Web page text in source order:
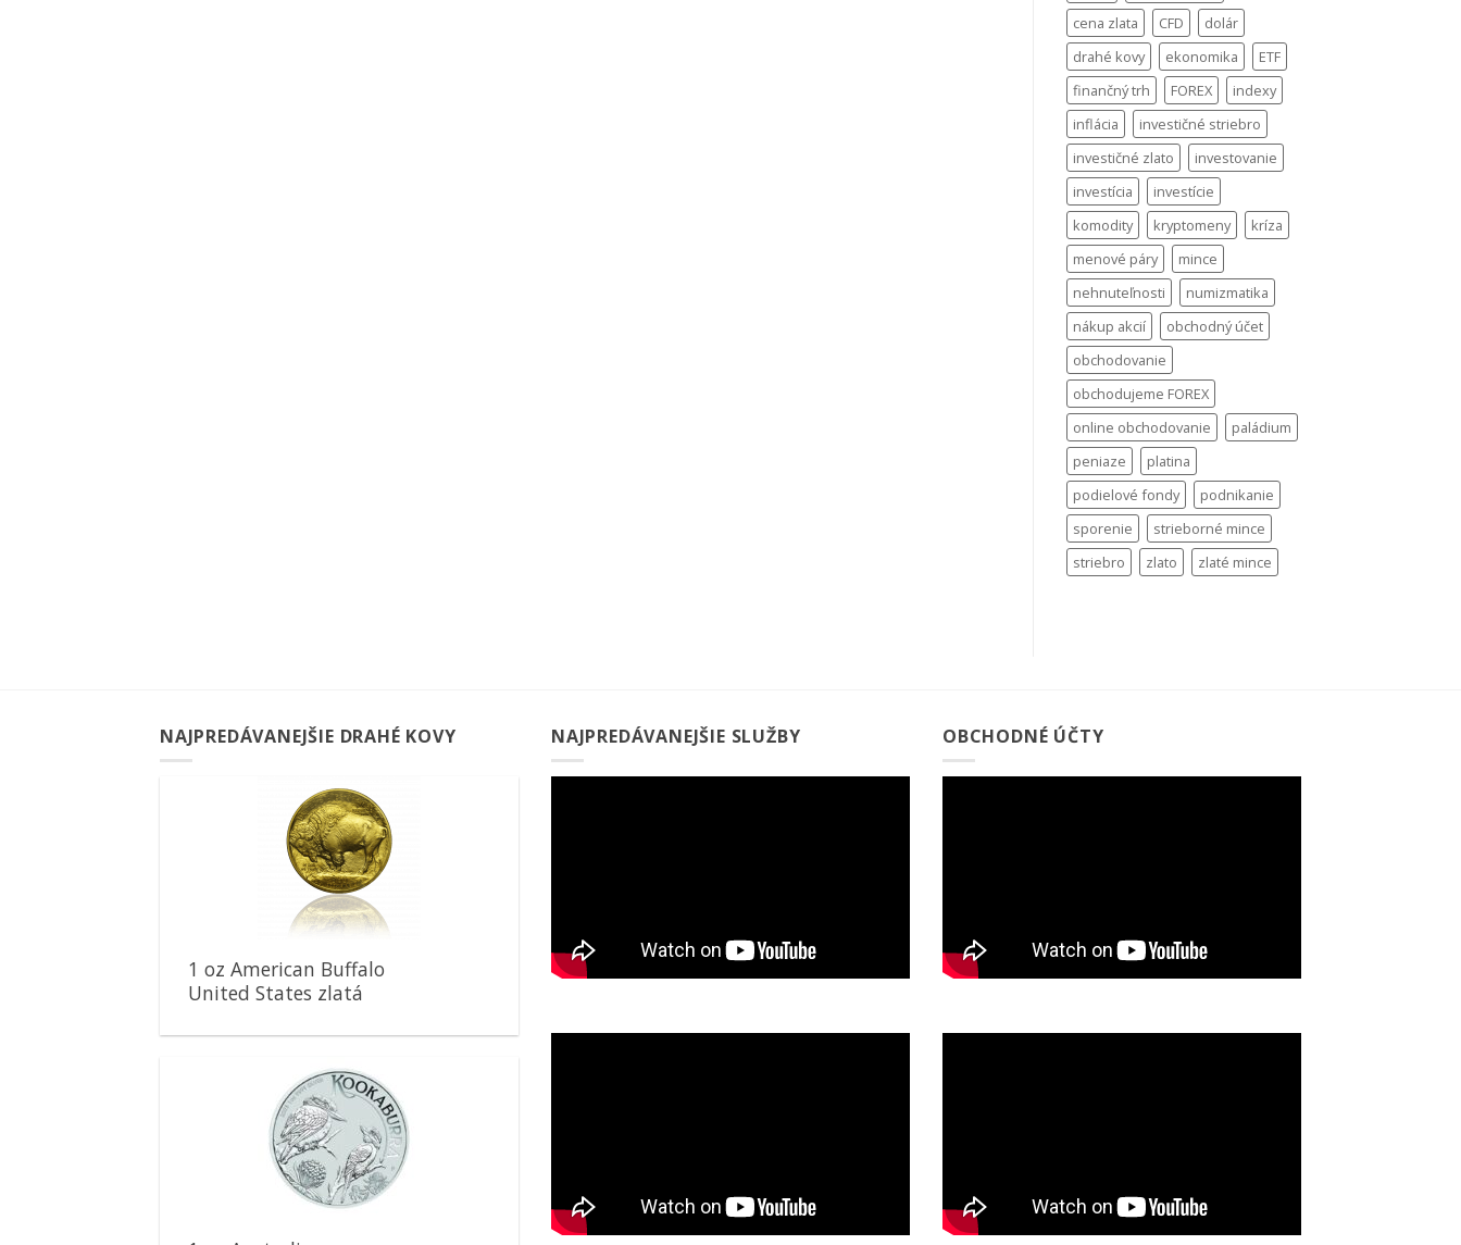
cena zlata
CFD
dolár
drahé kovy
ekonomika
ETF
finančný trh
FOREX
indexy
inflácia
investičné striebro
investičné zlato
investovanie
investícia
investície
komodity
kryptomeny
kríza
menové páry
mince
nehnuteľnosti
numizmatika
nákup akcií
obchodný účet
obchodovanie
obchodujeme FOREX
online obchodovanie
paládium
peniaze
platina
podielové fondy
podnikanie
sporenie
strieborné mince
striebro
zlato zlaté mince
NAJPREDÁVANEJŠIE DRAHÉ KOVY
Pridať k
obľúbeným
1 oz American Buffalo
United States zlatá
Pridať k
obľúbeným
NAJPREDÁVANEJŠIE SLUŽBY OBCHODNÉ ÚČTY